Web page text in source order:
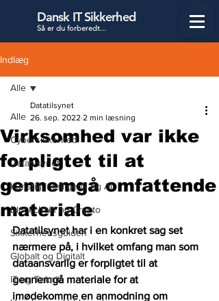
Dansk IT Sikkerhed
Så er du forberedt...
Indlæg
Alle
Cybersikkerhed
Datatilsynet
Kunstig Intelligens og AI
Blockchain og Crypto
Sikkerhedsguiden
Globalt og Digitalt
IT og Teknik
Alle
Virksomhed var ikke
forpligtet til at
gennemgå omfattende
materiale
Datatilsynet
26. sep. 2022 2 min læsning
Datatilsynet har i en konkret sag set
nærmere på, i hvilket omfang man som
dataansvarlig er forpligtet til at
gennemgå materiale for at
imødekomme en anmodning om